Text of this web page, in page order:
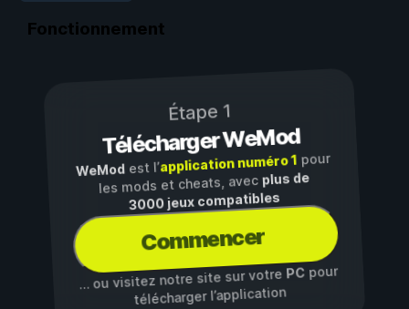
Fonctionnement
Étape 1
Télécharger WeMod
WeModest l’application numéro 1pour
les mods et cheats, avec plus de
3000 jeux compatibles
Commencer
… ou visitez notre site sur votre PCpour
télécharger l’application